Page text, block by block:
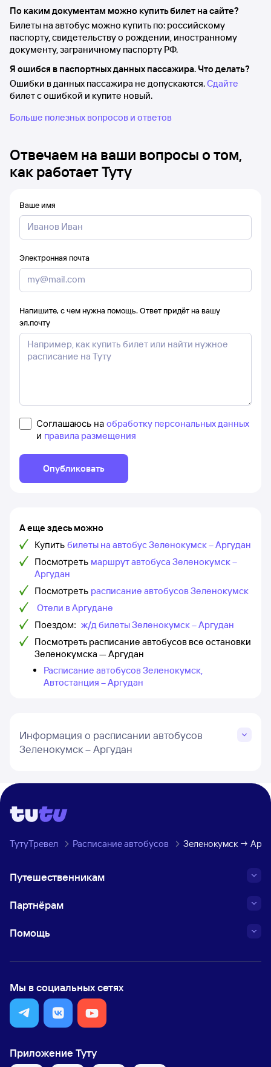
По каким документам можно купить билет на сайте?
Билеты на автобус можно купить по: российскому
паспорту, свидетельству о рождении, иностранному
документу, заграничному паспорту РФ.
Я ошибся в паспортных данных пассажира. Что делать?
Ошибки в данных пассажира не допускаются.Сдайте
билет с ошибкой и купите новый.
Больше полезных вопросов и ответов
Отвечаем на ваши вопросы о том,
как работает Туту
Ваше имя
Электронная почта
Напишите, с чем нужна помощь. Ответ придёт на вашу
эл.почту
Соглашаюсь на обработку персональных данных
и правила размещения
Опубликовать
А еще здесь можно
Купить билеты на автобус Зеленокумск – Аргудан
Посмотреть маршрут автобуса Зеленокумск –
Аргудан
Посмотреть расписание автобусов Зеленокумск
Отели в Аргудане
Поездом: ж/д билеты Зеленокумск – Аргудан
Посмотреть расписание автобусов все остановки
Зеленокумска — Аргудан
Расписание автобусов Зеленокумск,
Автостанция – Аргудан
Информация о расписании автобусов
Зеленокумск – Аргудан
ТутуТревел Расписание автобусов Зеленокумск →
Путешественникам
Партнёрам
Помощь
Мы в социальных сетях
Приложение Туту